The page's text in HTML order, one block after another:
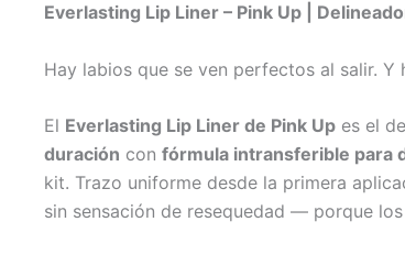
Everlasting Lip Liner – Pink Up |
Hay labios que se ven perfectos al salir.
El Everlasting Lip Liner de Pink Up es el
duración con fórmula intransferible para
kit. Trazo uniforme desde la primera
sin sensación de resequedad — porque